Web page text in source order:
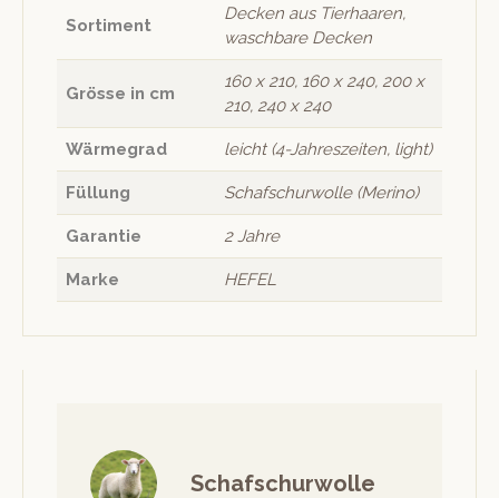
Sortiment
Decken aus Tierhaaren,
waschbare Decken
Grösse in cm
160 x 210, 160 x 240, 200 x
210, 240 x 240
Wärmegrad leicht (4-Jahreszeiten, light)
Füllung Schafschurwolle (Merino)
Garantie 2 Jahre
Marke HEFEL
Schafschurwolle